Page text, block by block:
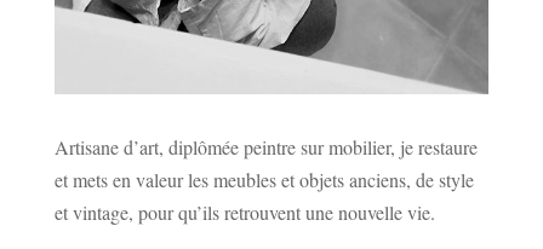
Artisane d’art, diplômée peintre sur mobilier, je restaure
et mets en valeur les meubles et objets anciens, de style
et vintage, pour qu’ils retrouvent une nouvelle vie.